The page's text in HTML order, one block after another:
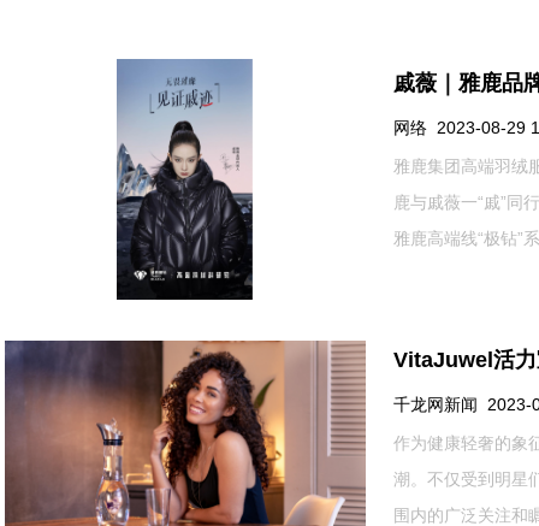
戚薇｜雅鹿品
网络 2023-08-29
雅鹿集团高端羽绒
鹿与戚薇一“戚”同
雅鹿高端线“极钻”
VitaJuwel活力
千龙网新闻 2023-
作为健康轻奢的象
潮。不仅受到明星
围内的广泛关注和